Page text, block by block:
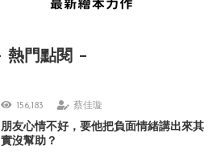
熱門點閱
156,183 蔡佳璇
朋友心情不好，要他把負面情緒講出來其
實沒幫助？